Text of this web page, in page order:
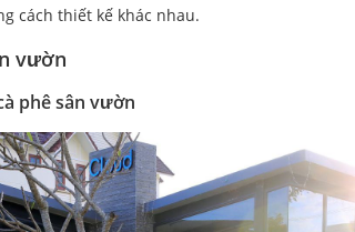
cách thiết kế khác nhau.
vườn
phê sân vườn